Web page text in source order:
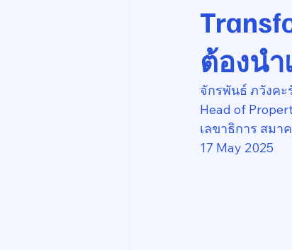
ต้องนำ
จักรพันธ์ ภวังคะ
Head of
เลขาธิการ สมา
17 May 2025